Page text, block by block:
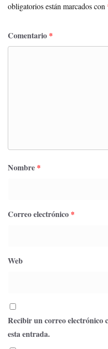
obligatorios están marcados con
Comentario *
Nombre *
Correo electrónico *
Web
Recibir un correo electrónico
esta entrada.